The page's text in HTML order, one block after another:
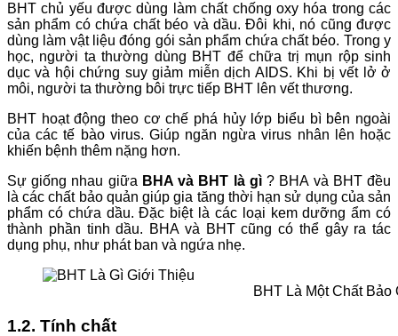
BHT chủ yếu được dùng làm chất chống oxy hóa trong các
sản phẩm có chứa chất béo và dầu. Đôi khi, nó cũng được
dùng làm vật liệu đóng gói sản phẩm chứa chất béo. Trong y
học, người ta thường dùng BHT để chữa trị mụn rộp sinh
dục và hội chứng suy giảm miễn dịch AIDS. Khi bị vết lở ở
môi, người ta thường bôi trực tiếp BHT lên vết thương.
BHT hoạt động theo cơ chế phá hủy lớp biểu bì bên ngoài
của các tế bào virus. Giúp ngăn ngừa virus nhân lên hoặc
khiến bệnh thêm nặng hơn.
Sự giống nhau giữa BHA và BHT là gì? BHA và BHT đều
là các chất bảo quản giúp gia tăng thời hạn sử dụng của sản
phẩm có chứa dầu. Đặc biệt là các loại kem dưỡng ẩm có
thành phần tinh dầu. BHA và BHT cũng có thể gây ra tác
dụng phụ, như phát ban và ngứa nhẹ.
BHT Là Một Chất
1.2. Tính chất